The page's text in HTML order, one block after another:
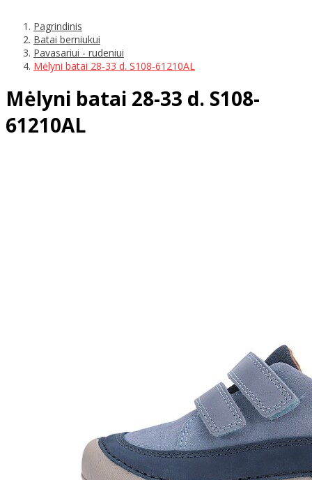
Pagrindinis
Batai berniukui
Pavasariui - rudeniui
Mėlyni batai 28-33 d. S108-61210AL
Mėlyni batai 28-33 d. S108-
61210AL